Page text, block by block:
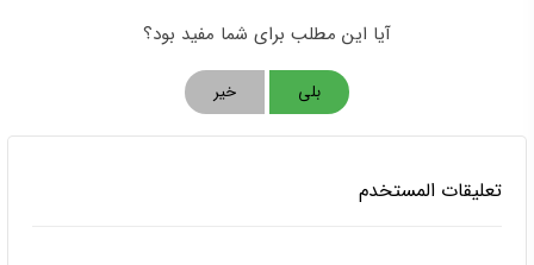
آیا این مطلب برای شما مفید بود؟
بلی خیر
تعليقات المستخدم